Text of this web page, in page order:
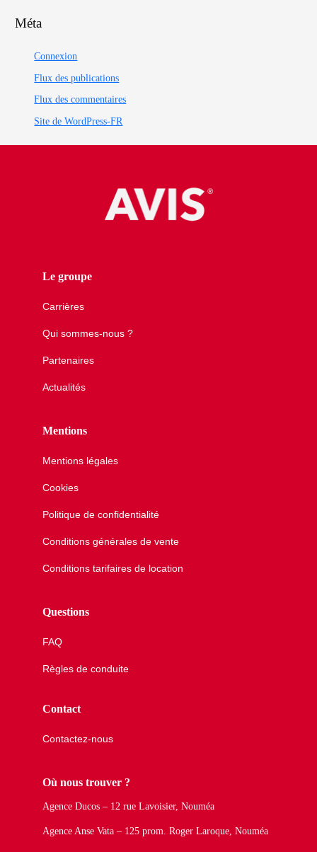
Méta
Connexion
Flux des publications
Flux des commentaires
Site de WordPress-FR
Le groupe
Carrières
Qui sommes-nous ?
Partenaires
Actualités
Mentions
Mentions légales
Cookies
Politique de confidentialité
Conditions générales de vente
Conditions tarifaires de location
Questions
FAQ
Règles de conduite
Contact
Contactez-nous
Où nous trouver ?
Agence Ducos – 12 rue Lavoisier, Nouméa
Agence Anse Vata – 125 prom. Roger Laroque, Nouméa